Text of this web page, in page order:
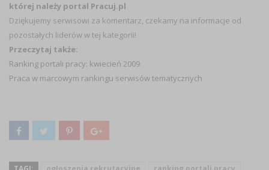
której należy portal Pracuj.pl
Dziękujemy serwisowi za komentarz, czekamy na informacje od
pozostałych liderów w tej kategorii!
Przeczytaj także:
Ranking portali pracy: kwiecień 2009
Praca w marcowym rankingu serwisów tematycznych